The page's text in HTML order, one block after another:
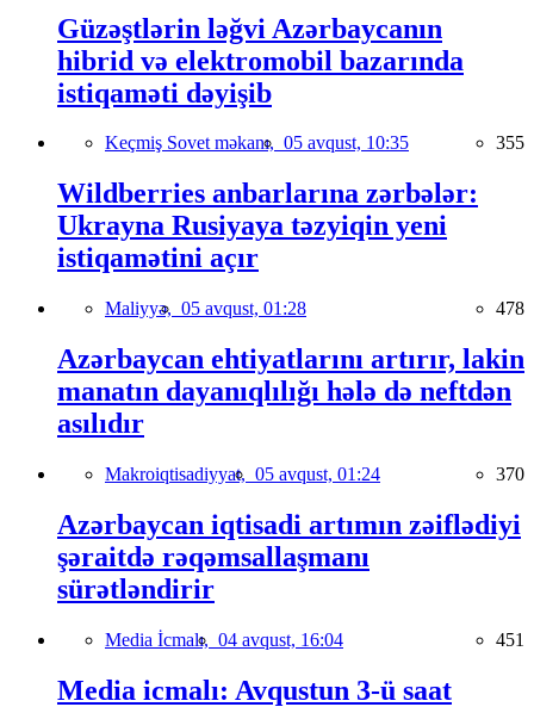
Güzəştlərin ləğvi Azərbaycanın
hibrid və elektromobil bazarında
istiqaməti dəyişib
Keçmiş Sovet məkanı, 05 avqust, 10:35 355
Wildberries anbarlarına zərbələr:
Ukrayna Rusiyaya təzyiqin yeni
istiqamətini açır
Maliyyə, 05 avqust, 01:28 478
Azərbaycan ehtiyatlarını artırır, lakin
manatın dayanıqlılığı hələ də neftdən
asılıdır
Makroiqtisadiyyat, 05 avqust, 01:24 370
Azərbaycan iqtisadi artımın zəiflədiyi
şəraitdə rəqəmsallaşmanı
sürətləndirir
Media İcmalı, 04 avqust, 16:04 451
Media icmalı: Avqustun 3-ü saat